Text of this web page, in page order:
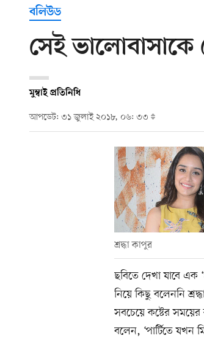
বলিউড
সেই ভালোবাসাকে
মুম্বাই প্রতিনিধি
আপডেট: ৩১ জুলাই ২০১৮, ০৬: ৩৩
শ্রদ্ধা কাপুর
ছবিতে দেখা যাবে এক
নিয়ে কিছু বলেননি
সবচেয়ে কষ্টের
বলেন, ‘পার্টিতে যখন